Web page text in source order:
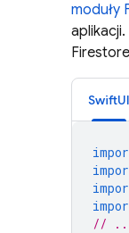
moduły
Firestore
SwiftUI
//